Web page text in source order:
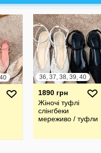
36, 37, 38, 39, 40
1890 грн
Жіночі туфлі
слінгбеки
мереживо / туфли